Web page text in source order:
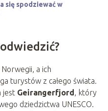
się spodziewać w
a ich
turystów z całego świata.
jest Geirangerfjord, który
dziedzictwa UNESCO.